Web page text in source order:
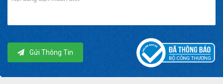
Gửi Thông Tin